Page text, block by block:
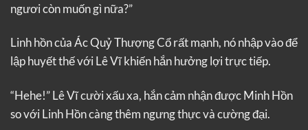
ngươi còn muốn gì nữa?”
Linh hồn của Ác Quỷ Thượng Cổ rất mạnh, nó nhập vào để
lập huyết thế với Lê Vĩ khiến hắn hưởng lợi trực tiếp.
“Hehe!” Lê Vĩ cười xấu xa, hắn cảm nhận được Minh Hồn
so với Linh Hồn càng thêm ngưng thực và cường đại.